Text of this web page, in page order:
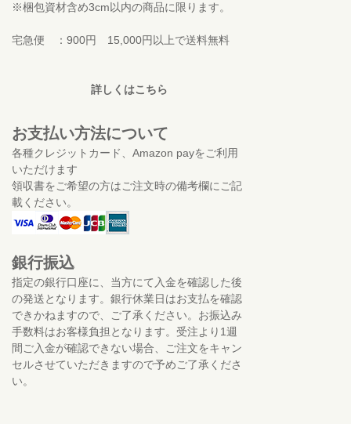
※梱包資材含め3cm以内の商品に限ります。
宅急便 ：900円 15,000円以上で送料無料
詳しくはこちら
お支払い方法について
各種クレジットカード、Amazon payをご利用
いただけます
領収書をご希望の方はご注文時の備考欄にご記
載ください。
銀行振込
指定の銀行口座に、当方にて入金を確認した後
の発送となります。銀行休業日はお支払を確認
できかねますので、ご了承ください。お振込み
手数料はお客様負担となります。受注より1週
間ご入金が確認できない場合、ご注文をキャン
セルさせていただきますので予めご了承くださ
い。